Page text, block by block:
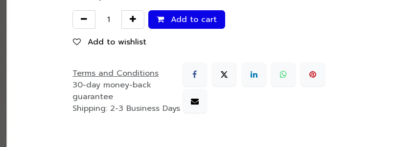
Add to cart
Add to wishlist
Terms and Conditions
30-day money-back
guarantee
Shipping: 2-3 Business Days